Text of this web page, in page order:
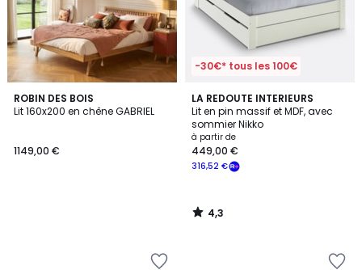
ROBIN DES BOIS
Lit 160x200 en chêne GABRIEL
1149,00 €
-30€* tous les 100€
LA REDOUTE INTERIEURS
Lit en pin massif et MDF, avec
sommier Nikko
à partir de
316,52 €
449,00 €
4,3
/ 5
4,3
/